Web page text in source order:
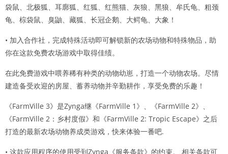
袋鼠、北极狐、耳廓狐、红狐、红熊猫、灰狼、黑狼、牟氏龟、粗颈
龟、棕袋鼠、臭鼬、藏狐、长冠企鹅、大鳄龟、大象！
• 加入合作社，完成特殊活动即可解锁新的农场动物和特殊物品，助
你在这款免费农场游戏中取得佳绩。
在此免费游戏中喂养稀有种类的动物幼崽，打造一个动物农场。尽情
建造备受欢迎的房屋、蓄养动物并辛勤耕作，享受免费的乐趣！
《FarmVille 3》是Zynga继《FarmVille 1》、《FarmVille 2》、
《FarmVille 2：乡村度假》和《FarmVille 2: Tropic Escape》之后
打造的最新农场动物养成类游戏，快来体验一番吧.
• 这款应用程序的使用受到Zynga《服务条款》的约束。 相关条款可